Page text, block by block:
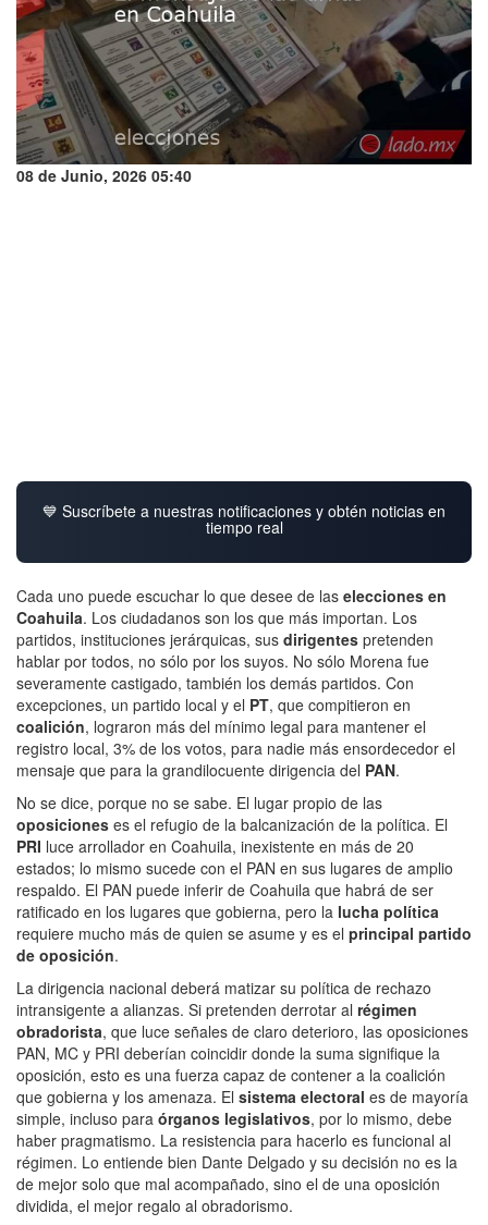
08 de Junio, 2026 05:40
💙 Suscríbete a nuestras notificaciones y obtén noticias en
tiempo real
Cada uno puede escuchar lo que desee de las elecciones en
Coahuila. Los ciudadanos son los que más importan. Los
partidos, instituciones jerárquicas, sus dirigentes pretenden
hablar por todos, no sólo por los suyos. No sólo Morena fue
severamente castigado, también los demás partidos. Con
excepciones, un partido local y el PT, que compitieron en
coalición, lograron más del mínimo legal para mantener el
registro local, 3% de los votos, para nadie más ensordecedor el
mensaje que para la grandilocuente dirigencia del PAN.
No se dice, porque no se sabe. El lugar propio de las
oposiciones es el refugio de la balcanización de la política. El
PRI luce arrollador en Coahuila, inexistente en más de 20
estados; lo mismo sucede con el PAN en sus lugares de amplio
respaldo. El PAN puede inferir de Coahuila que habrá de ser
ratificado en los lugares que gobierna, pero la lucha política
requiere mucho más de quien se asume y es el principal partido
de oposición.
La dirigencia nacional deberá matizar su política de rechazo
intransigente a alianzas. Si pretenden derrotar al régimen
obradorista, que luce señales de claro deterioro, las oposiciones
PAN, MC y PRI deberían coincidir donde la suma signifique la
oposición, esto es una fuerza capaz de contener a la coalición
que gobierna y los amenaza. El sistema electoral es de mayoría
simple, incluso para órganos legislativos, por lo mismo, debe
haber pragmatismo. La resistencia para hacerlo es funcional al
régimen. Lo entiende bien Dante Delgado y su decisión no es la
de mejor solo que mal acompañado, sino el de una oposición
dividida, el mejor regalo al obradorismo.